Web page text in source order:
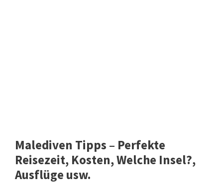
Malediven Tipps – Perfekte
Reisezeit, Kosten, Welche Insel?,
Ausflüge usw.